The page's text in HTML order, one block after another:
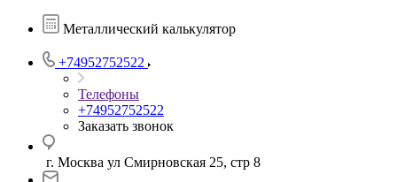
Металлический калькулятор
+74952752522
Телефоны
+74952752522
Заказать звонок
г. Москва ул Смирновская 25, стр 8